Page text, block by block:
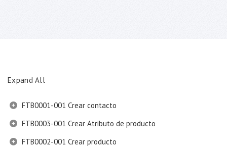
Expand All
FTB0001-001 Crear contacto
FTB0003-001 Crear Atributo de producto
FTB0002-001 Crear producto